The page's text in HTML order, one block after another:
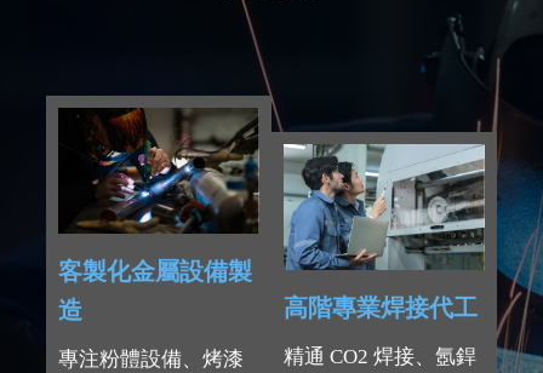
客製化金屬設備製
造
專注粉體設備、烤漆
高階專業焊接代工
精通 CO2 焊接、氬銲